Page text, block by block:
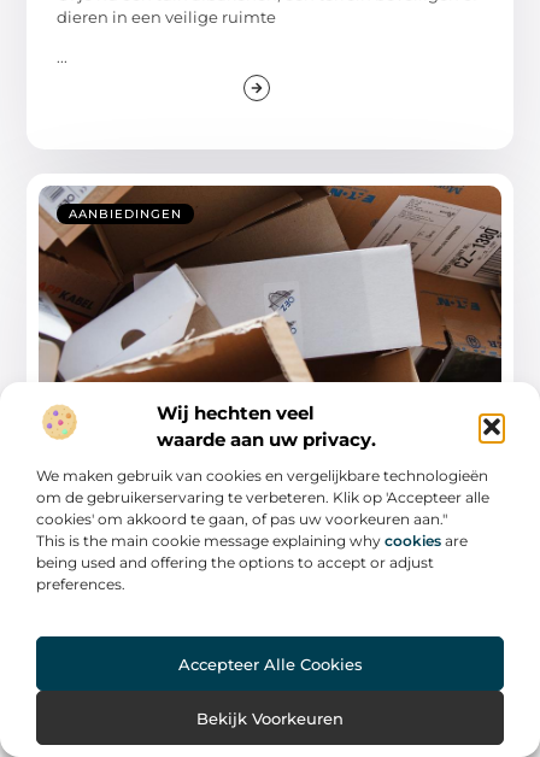
Wij hechten veel
waarde aan uw privacy.
We maken gebruik van cookies en vergelijkbare technologieën
om de gebruikerservaring te verbeteren. Klik op 'Accepteer alle
cookies' om akkoord te gaan, of pas uw voorkeuren aan."
This is the main cookie message explaining why cookies are
being used and offering the options to accept or adjust
preferences.
Accepteer Alle Cookies
Bekijk Voorkeuren
dieren in een veilige ruimte
...
AANBIEDINGEN
Wat te vermijden in het kiezen van
verpakkingsmaterialen
In de wereld van verpakkingen zijn er talloze opties
beschikbaar, van plastic zakken tot kartonnen
...